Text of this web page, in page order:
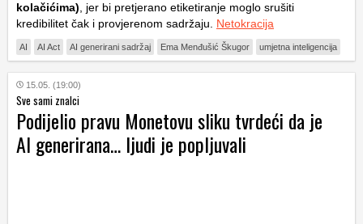
kolačićima), jer bi pretjerano etiketiranje moglo srušiti
kredibilitet čak i provjerenom sadržaju. Netokracija
AI AI Act AI generirani sadržaj Ema Menđušić Škugor umjetna inteligencija
15.05. (19:00)
Sve sami znalci
Podijelio pravu Monetovu sliku tvrdeći da je
AI generirana… ljudi je popljuvali